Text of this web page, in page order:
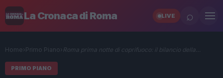
La Cronaca di Roma LIVE ⌕
Home› Primo Piano› Roma prima notte di coprifuoco: il bilancio della…
PRIMO PIANO